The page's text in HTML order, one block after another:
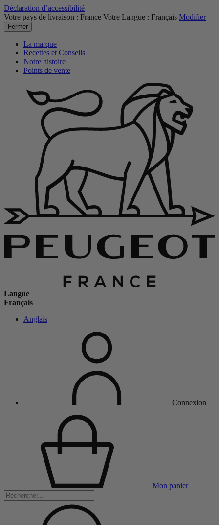
Déclaration d’accessibilité
Votre pays de livraison : France Votre Langue : Français Modifier
Fermer
La marque
Recettes et Conseils
Notre histoire
Points de vente
Langue
Français
Anglais
Connexion
Mon panier